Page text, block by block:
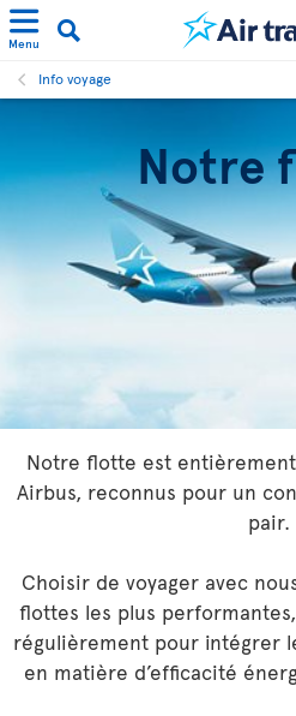
Menu
Info voyage
Notre
Notre flotte est
Airbus, reconnus pour un
pair.
Choisir de voyager avec
flottes les plus
régulièrement pour intégrer
en matière d’efficacité